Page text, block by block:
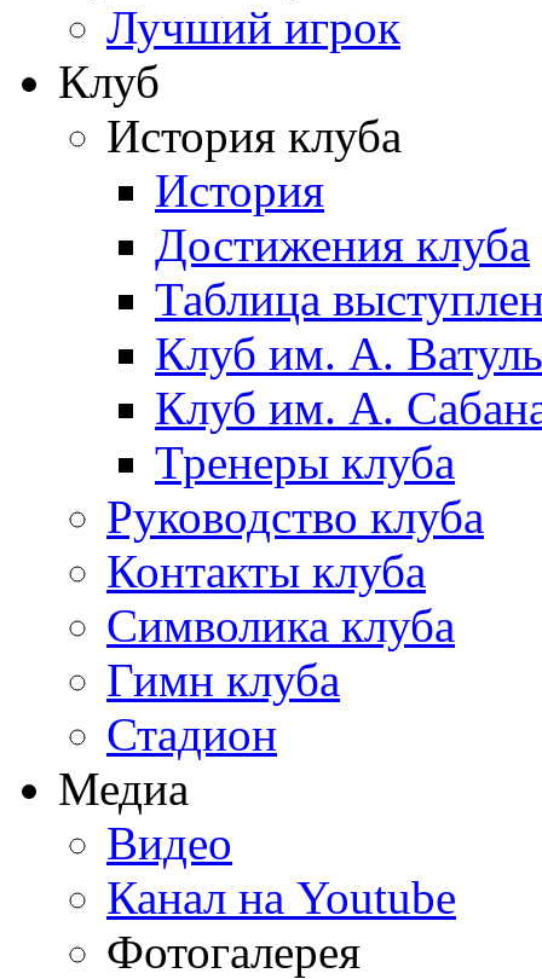
Лучший игрок
Клуб
История клуба
История
Достижения клуба
Таблица
Клуб им. А.
Клуб им. А.
Тренеры клуба
Руководство клуба
Контакты клуба
Символика клуба
Гимн клуба
Стадион
Медиа
Видео
Канал на Youtube
Фотогалерея